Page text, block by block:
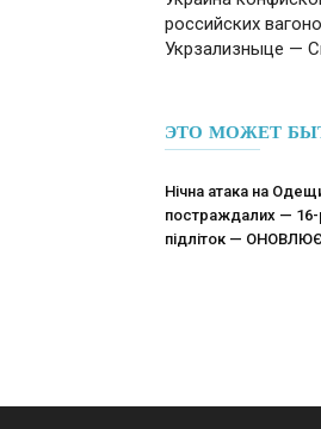
российских
Укрзализныце —
ЭТО МОЖЕТ
Нічна атака на
постраждалих — 16-
підліток —